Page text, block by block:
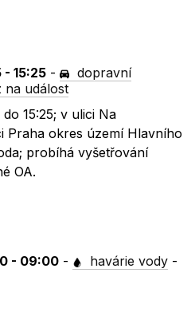
- 15:25 -
dopravní
na událost
do 15:25; v ulici Na
Praha okres území Hlavního
probíhá vyšetřování
OA.
- 09:00 - havárie vody -